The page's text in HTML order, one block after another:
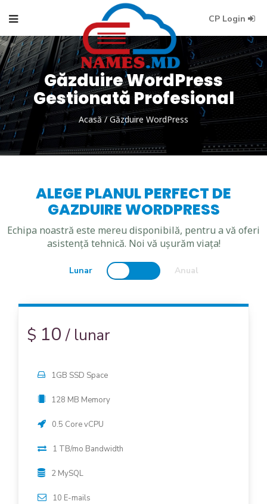
CP Login
Găzduire WordPress
Gestionată Profesional
Acasă/Găzduire WordPress
ALEGE PLANUL PERFECT DE
GAZDUIRE WORDPRESS
Echipa noastră este mereu disponibilă, pentru a vă oferi
asistență tehnică. Noi vă ușurăm viața!
Lunar Anual
$ 10 / lunar
1GB SSD Space
128 MB Memory
0.5 Core vCPU
1 TB/mo Bandwidth
2 MySQL
10 E-mails